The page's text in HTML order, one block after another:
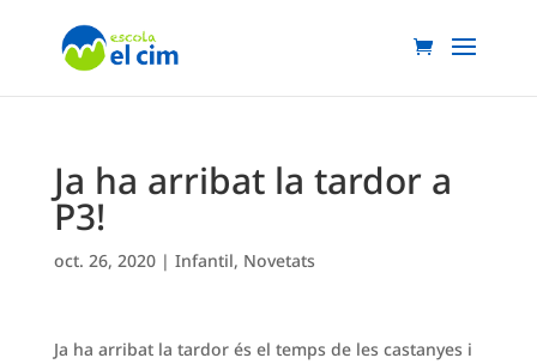
Ja ha arribat la tardor a
P3!
oct. 26, 2020| Infantil, Novetats
Ja ha arribat la tardor és el temps de les castanyes i